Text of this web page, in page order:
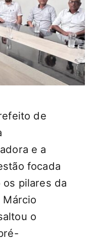
de
e a
focada
os pilares da
o